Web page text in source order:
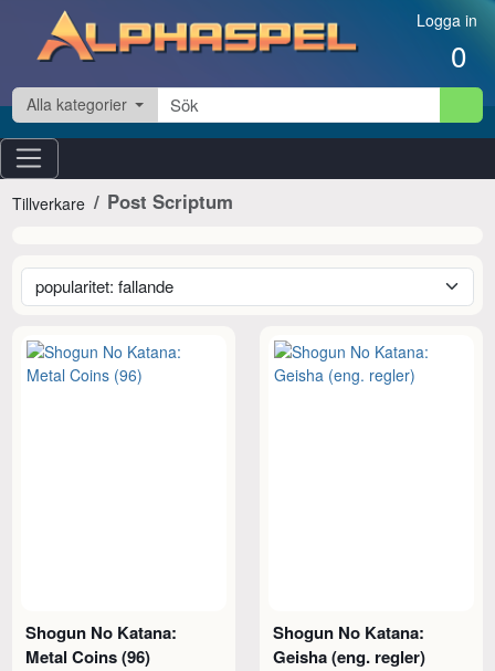
Hoppa till innehåll Logga in
0
Alla kategorier
Tillverkare Post Scriptum
Shogun No Katana:
Metal Coins (96)
Shogun No Katana:
Geisha (eng. regler)